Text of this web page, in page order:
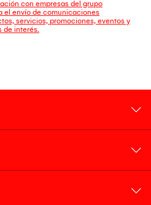
con empresas del grupo
el envío de comunicaciones
servicios, promociones, eventos y
de interés.